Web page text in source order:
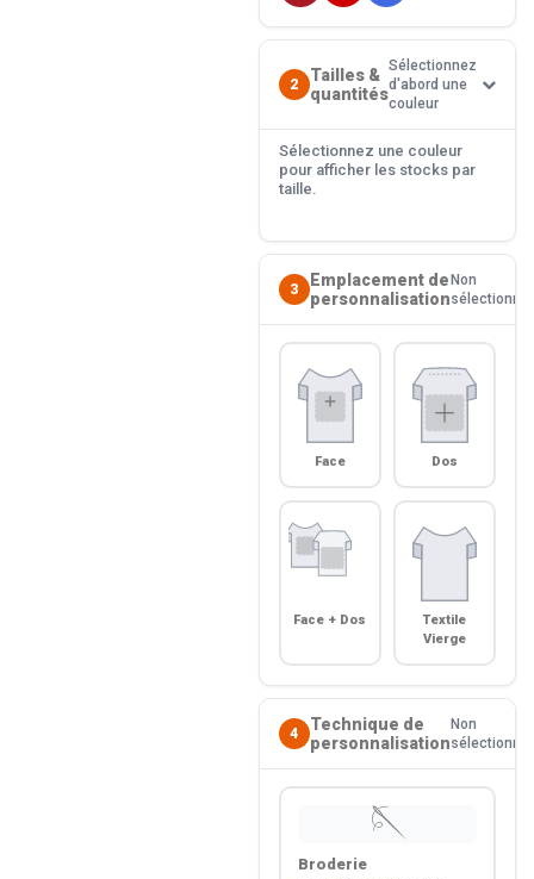
2
Tailles &
quantités
Sélectionnez
d'abord une
couleur
Sélectionnez une couleur
pour afficher les stocks par
taille.
3
Emplacement de
personnalisation
Non
sélectionné
Face Dos
Face + Dos
Textile
Vierge
4
Technique de
personnalisation
Non
sélectionné
🪡
Broderie